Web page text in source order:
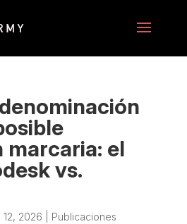
el
vs.
12, 2026 Publicaciones